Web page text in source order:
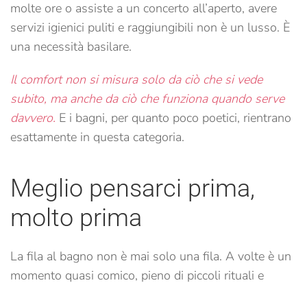
molte ore o assiste a un concerto all’aperto, avere
servizi igienici puliti e raggiungibili non è un lusso. È
una necessità basilare.
Il comfort non si misura solo da ciò che si vede
subito, ma anche da ciò che funziona quando serve
davvero. E i bagni, per quanto poco poetici, rientrano
esattamente in questa categoria.
Meglio pensarci prima,
molto prima
La fila al bagno non è mai solo una fila. A volte è un
momento quasi comico, pieno di piccoli rituali e